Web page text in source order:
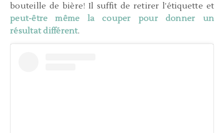
bouteille de bière! Il suffit de retirer l’étiquette et
peut-être même la couper pour donner un
résultat différent.